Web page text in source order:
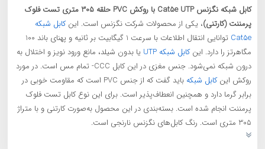
کابل شبکه نگزنس Cat5e UTP با روکش PVC حلقه 305 متری تست فلوک
پرمننت (کارتنی)، یکی از محصولات شرکت نگزنس است. اینکابل شبکه
Cat5e
توانایی انتقال اطلاعات با سرعت 1 گیگابیت بر ثانیه و پهنای باند 100
مگاهرتز را دارد. اینکابل شبکه UTP
یا بدون شیلد، مانع ورود نویز و اختلال به
درون شبکه نمی‌شود. جنس مغزی در این کابل CCC- تمام مس است. در مورد
روکش اینکابل شبکه
باید گفت که از جنس PVC است که مقاومت خوبی در
برابر گرما دارد و همچنین انعطاف‌پذیر است. برای این نوع کابل تست فلوک
پرمننت انجام شده‌ است. بسته‌بندی در این محصول به‌صورت کارتنی و با متراژ
305 متری است. رنگ کابل‌های نگزنس نارنجی است.